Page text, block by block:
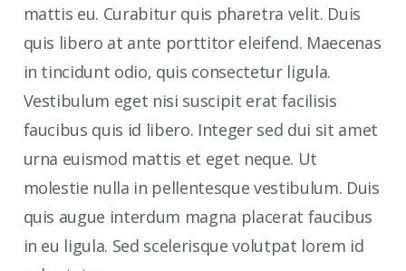
mattis eu. Curabitur quis pharetra velit. Duis
quis libero at ante porttitor eleifend. Maecenas
in tincidunt odio, quis consectetur ligula.
Vestibulum eget nisi suscipit erat facilisis
faucibus quis id libero. Integer sed dui sit amet
urna euismod mattis et eget neque. Ut
molestie nulla in pellentesque vestibulum. Duis
quis augue interdum magna placerat faucibus
in eu ligula. Sed scelerisque volutpat lorem id